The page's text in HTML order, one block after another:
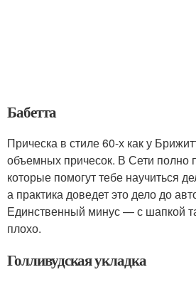
Бабетта
Прическа в стиле 60-х как у
объемных причесок. В Сети полно
которые помогут тебе научиться
а практика доведет это дело до
Единственный минус — с шапкой
плохо.
Голливудская укладка